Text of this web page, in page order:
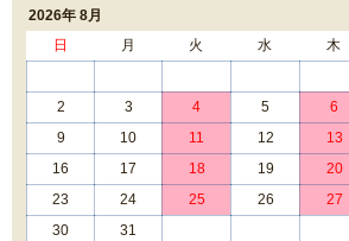
2026年 8月
日
月 火 水 木
2
3 4 5 6
9
10 11 12 13
16
17 18 19 20
23
24 25 26 27
30
31